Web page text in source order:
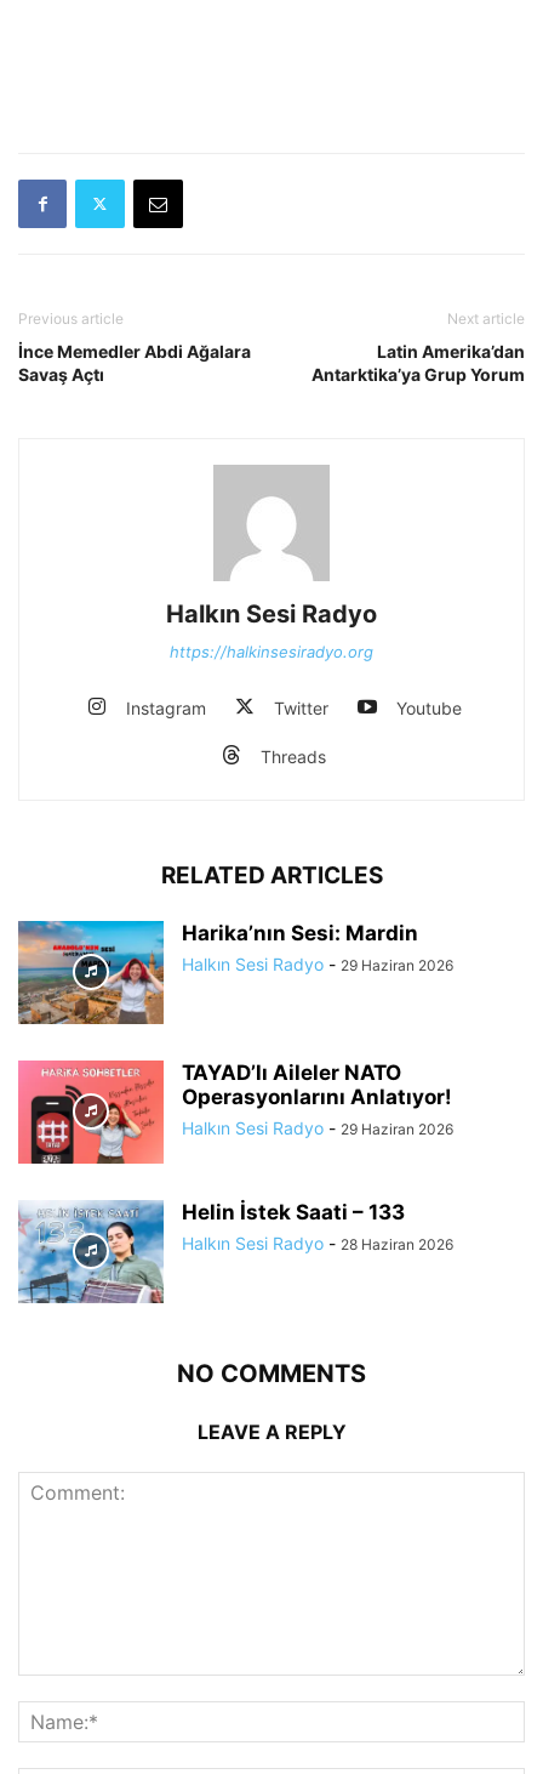
Previous article
İnce Memedler Abdi Ağalara
Savaş Açtı
Next article
Latin Amerika’dan
Antarktika’ya Grup Yorum
Halkın Sesi Radyo
https://halkinsesiradyo.org
Instagram Twitter Youtube
Threads
RELATED ARTICLES
Harika’nın Sesi: Mardin
Halkın Sesi Radyo - 29 Haziran 2026
TAYAD’lı Aileler NATO
Operasyonlarını Anlatıyor!
Halkın Sesi Radyo - 29 Haziran 2026
Helin İstek Saati – 133
Halkın Sesi Radyo - 28 Haziran 2026
NO COMMENTS
LEAVE A REPLY